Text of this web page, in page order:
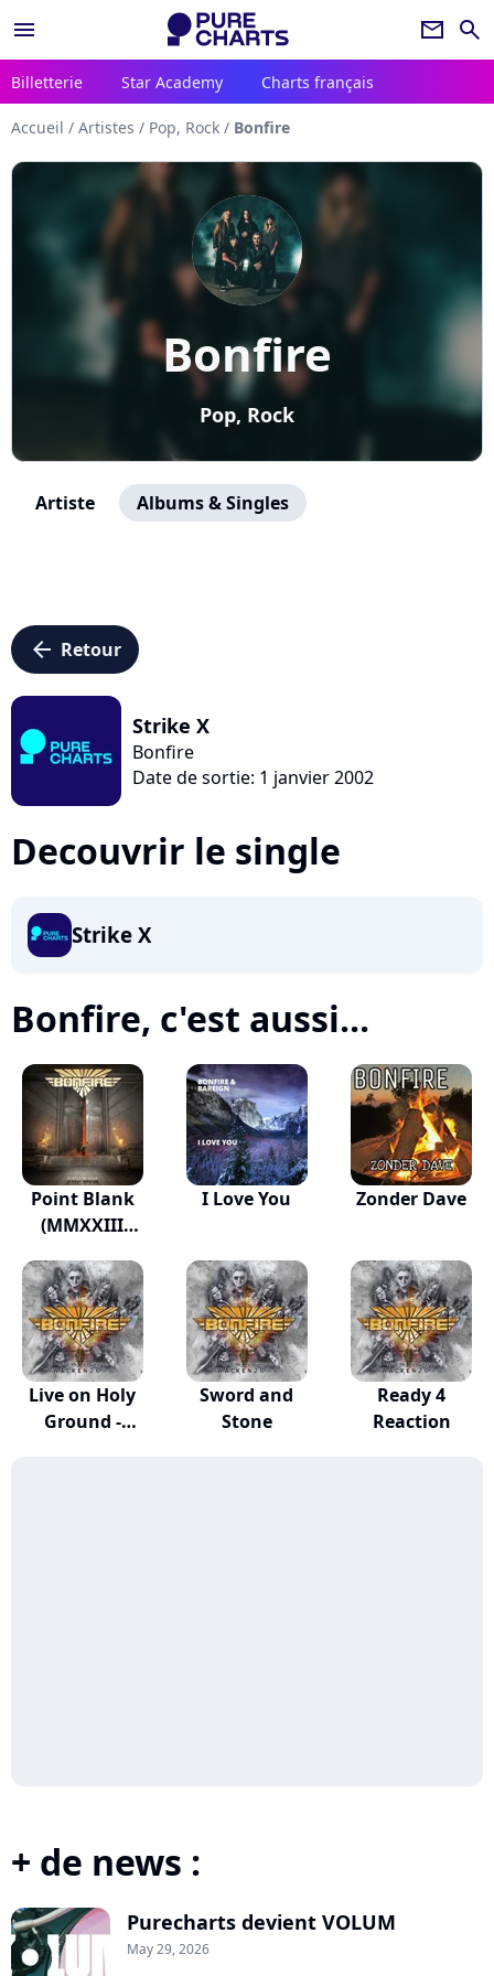
menu newsletter search
Billetterie Star Academy Charts français
Accueil / Artistes / Pop, Rock / Bonfire
Bonfire
Pop, Rock
Artiste Albums & Singles
arrow_left Retour
Strike X
Bonfire
Date de sortie: 1 janvier 2002
Decouvrir le single
Strike X
Bonfire, c'est aussi...
Point Blank
(MMXXIII
I Love You Zonder Dave
Live on Holy
Ground -
Sword and
Stone
Ready 4
Reaction
+ de news :
Purecharts devient VOLUM
May 29, 2026